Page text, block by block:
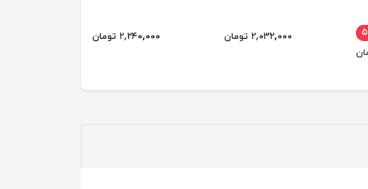
۲,۰۳۲,۰۰۰ تومان ۲,۲۴۰,۰۰۰ تومان